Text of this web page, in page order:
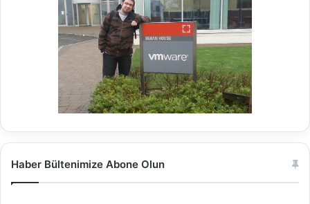
Haber Bültenimize Abone Olun